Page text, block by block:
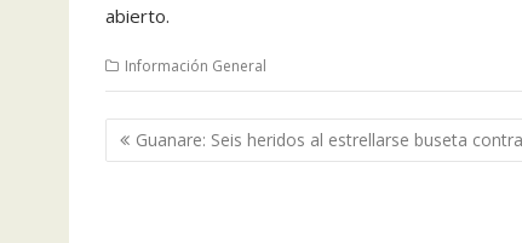
abierto.
Información General
Navegación
de
Guanare: Seis heridos al estrellarse buseta